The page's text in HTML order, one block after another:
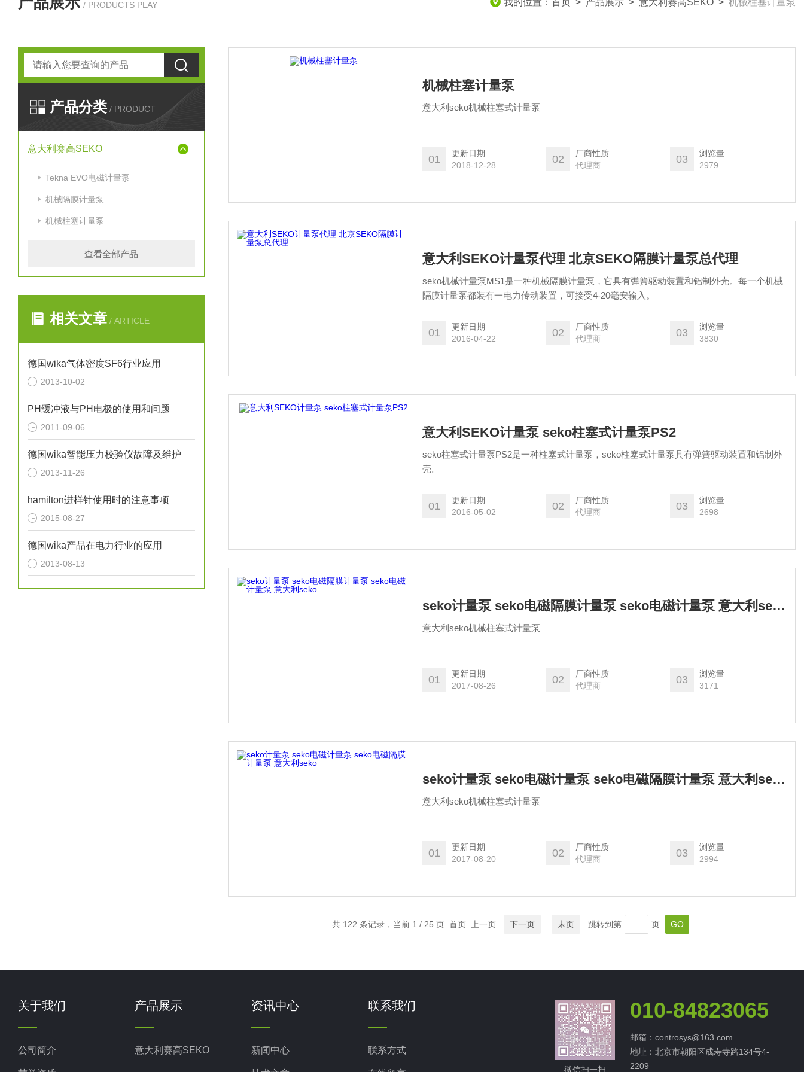
/ PRODUCTS PLAY 我的位置： 首页 > 产品展示 > 意大利赛高SEKO > 机械柱塞计量泵
产品分类 / PRODUCT
意大利赛高SEKO
Tekna EVO电磁计量泵
机械隔膜计量泵
机械柱塞计量泵
查看全部产品
相关文章 / ARTICLE
德国wika气体密度SF6行业应用
2013-10-02
PH缓冲液与PH电极的使用和问题
2011-09-06
德国wika智能压力校验仪故障及维护
2013-11-26
hamilton进样针使用时的注意事项
2015-08-27
德国wika产品在电力行业的应用
2013-08-13
机械柱塞计量泵
意大利seko机械柱塞式计量泵
01
更新日期
2018-12-28
02
厂商性质
代理商
03
浏览量
2979
意大利SEKO计量泵代理 北京SEKO隔膜计量泵总代理
seko机械计量泵MS1是一种机械隔膜计量泵，它具有弹簧驱动装置和铝制外壳。每一个机械
隔膜计量泵都装有一电力传动装置，可接受4-20毫安输入。
01
更新日期
2016-04-22
02
厂商性质
代理商
03
浏览量
3830
意大利SEKO计量泵 seko柱塞式计量泵PS2
seko柱塞式计量泵PS2是一种柱塞式计量泵，seko柱塞式计量泵具有弹簧驱动装置和铝制外
壳。
01
更新日期
2016-05-02
02
厂商性质
代理商
03
浏览量
2698
seko计量泵 seko电磁隔膜计量泵 seko电磁计量泵 意大利seko
意大利seko机械柱塞式计量泵
01
更新日期
2017-08-26
02
厂商性质
代理商
03
浏览量
3171
seko计量泵 seko电磁计量泵 seko电磁隔膜计量泵 意大利seko
意大利seko机械柱塞式计量泵
01
更新日期
2017-08-20
02
厂商性质
代理商
03
浏览量
2994
共 122 条记录，当前 1 / 25 页 首页 上一页 下一页 末页 跳转到第 页
关于我们
公司简介
产品展示
意大利赛高SEKO
资讯中心
新闻中心
联系我们
联系方式
微信扫一扫
010-84823065
邮箱：controsys@163.com
地址：北京市朝阳区成寿寺路134号4-
2209